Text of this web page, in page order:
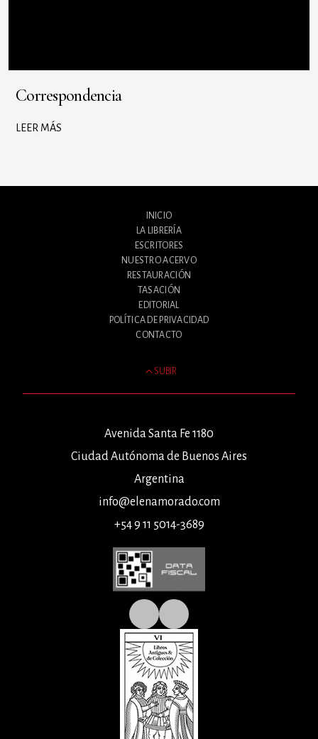
Correspondencia
LEER MÁS
INICIO
LA LIBRERÍA
ESCRITORES
NUESTRO ACERVO
RESTAURACIÓN
TASACIÓN
EDITORIAL
POLÍTICA DE PRIVACIDAD
CONTACTO
SUBIR
Avenida Santa Fe 1180
Ciudad Autónoma de Buenos Aires
Argentina
info@elenamorado.com
+54 9 11 5014-3689